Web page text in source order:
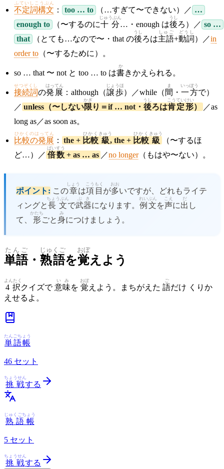
不定詞構文
ふていしこうぶん
： too … to （…すぎて〜できない）／ …
enough to
（〜するのに十分
じゅうぶん
…・enough は後
うし
ろ）／ so …
that
（とても…なので〜・that の後
うし
ろは主語
しゅご
+動詞
どうし
）／in
order to （〜するために）。
so … that 〜 not と too … to は書
か
きかえられる。
接続詞
せつぞくし
の発展
はってん
：although（譲歩
じょうほ
）／while（ 間
ま
・ 一方
いっぽう
で）
／ unless（〜しない限
かぎ
り＝if … not・ 後
うし
ろは肯定
こうてい
形
けい
）
／as
long as／as soon as。
比較の発展
ひかくのはってん
： the + 比較
ひかく
級
きゅう
, the + 比較
ひかく
級
きゅう
（〜するほ
ど…）／ 倍数
ばいすう
+ as … as ／no longer（もはや〜ない）。
ポイント: この章
しょう
は項目
こうもく
が多
おお
いですが、どれもライテ
ィングと長文
ちょうぶん
で武器
ぶき
になります。 例文
れいぶん
を声
こえ
に出
だ
し
て、
形
かたち
ごと身
み
につけましょう。
単語
たんご
・ 熟語
じゅくご
を覚
おぼ
えよう
4択
よんたく
クイズで意味
いみ
を 覚
おぼ
えよう。まちがえた 語
ご
だけ くりか
えせるよ。
単語帳
たんごちょう
46 セット
挑戦
ちょうせん
する
熟語帳
じゅくごちょう
5 セット
挑戦
ちょうせん
する